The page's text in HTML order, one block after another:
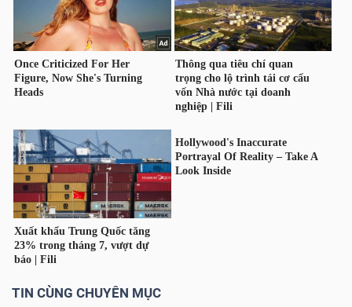
TIN CÙNG CHUYÊN MỤC
liệu
tài
chính